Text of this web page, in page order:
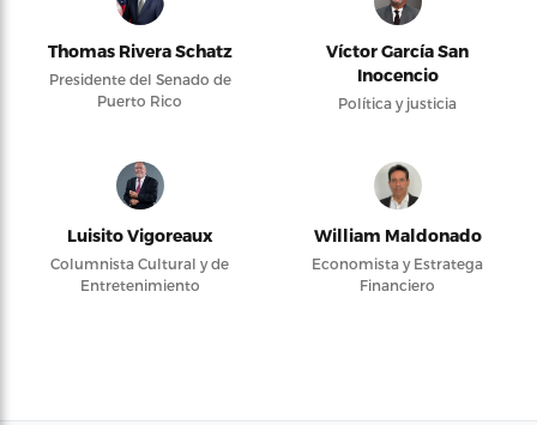
Thomas Rivera Schatz
Presidente del Senado de
Puerto Rico
Víctor García San
Inocencio
Política y justicia
Luisito Vigoreaux
Columnista Cultural y de
Entretenimiento
William Maldonado
Economista y Estratega
Financiero